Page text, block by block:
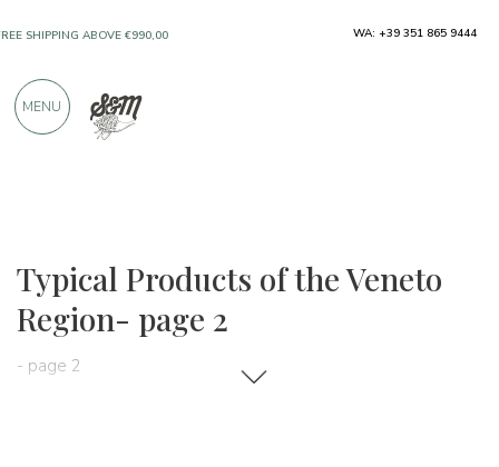
Typical Products of the Veneto
Region- page 2
- page 2
SHIPPING ABOVE €990,00
PRODUCTS FROM EXCELLENT
WA: +39 351 865 9444
MENU